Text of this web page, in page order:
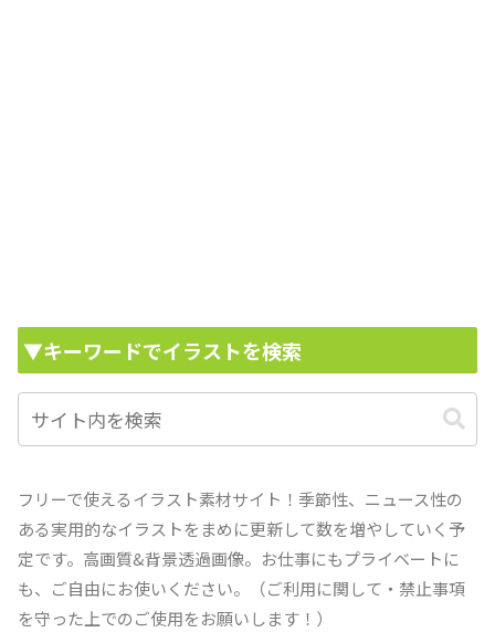
▼キーワードでイラストを検索
フリーで使えるイラスト素材サイト！季節性、ニュース性の
ある実用的なイラストをまめに更新して数を増やしていく予
定です。高画質&背景透過画像。お仕事にもプライベートに
も、ご自由にお使いください。（ご利用に関して・禁止事項
を守った上でのご使用をお願いします！）